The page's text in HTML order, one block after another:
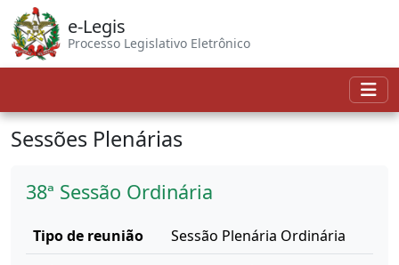
e-Legis
Processo Legislativo Eletrônico
Sessões Plenárias
38ª Sessão Ordinária
Tipo de reunião
Sessão Plenária Ordinária